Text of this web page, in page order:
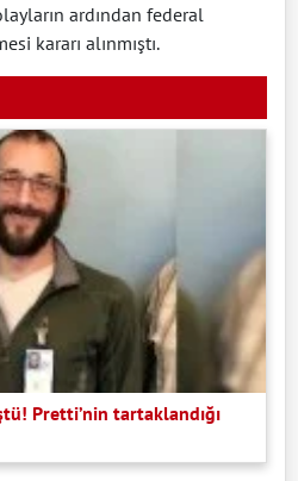
ardından federal
kararı alınmıştı.
Pretti’nin tartaklandığı